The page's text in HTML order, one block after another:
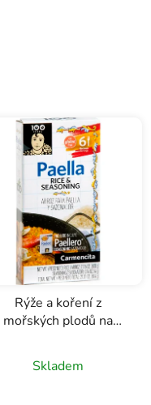
Rýže a koření z
mořských plodů na
604g
Skladem